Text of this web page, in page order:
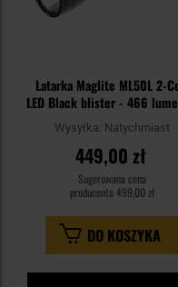
Latarka Maglite ML50L 2-
LED Black blister - 466
Wysyłka: Natychmiast
449,00 zł
Sugerowana cena
producenta 499,00 zł
DO KOSZYKA